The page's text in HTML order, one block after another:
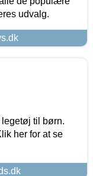
udvalg.
til børn.
her for at se